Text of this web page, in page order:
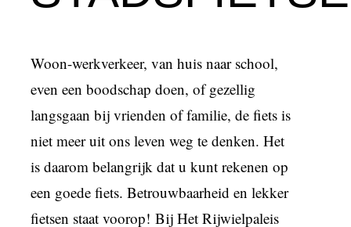
Woon-werkverkeer, van huis naar school,
even een boodschap doen, of gezellig
langsgaan bij vrienden of familie, de fiets is
niet meer uit ons leven weg te denken. Het
is daarom belangrijk dat u kunt rekenen op
een goede fiets. Betrouwbaarheid en lekker
fietsen staat voorop! Bij Het Rijwielpaleis